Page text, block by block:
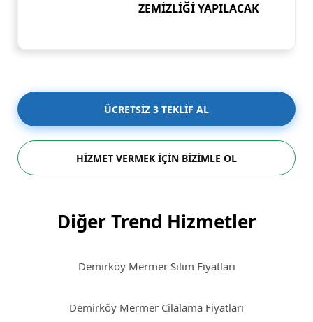
ZEMİZLİĞİ YAPILACAK
ÜCRETSİZ 3 TEKLİF AL
HİZMET VERMEK İÇİN BİZİMLE OL
Diğer Trend Hizmetler
Demirköy Mermer Silim Fiyatları
Demirköy Mermer Cilalama Fiyatları